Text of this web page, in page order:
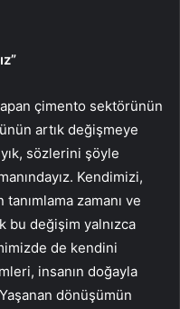
çimento sektörünün
artık değişmeye
sözlerini şöyle
Kendimizi,
zamanı ve
bu değişim yalnızca
de kendini
insanın doğayla
dönüşümün